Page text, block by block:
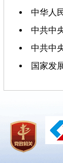
中华人
中共中
中共中
国家发